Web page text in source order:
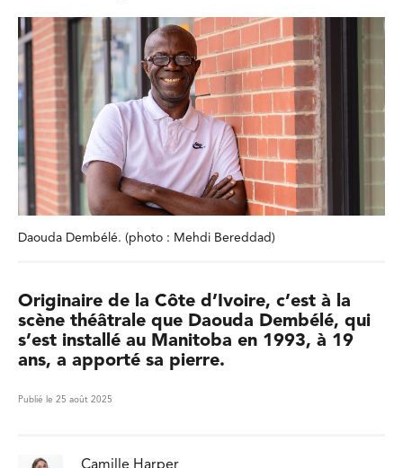
Daouda Dembélé. (photo : Mehdi Bereddad)
Originaire de la Côte d’Ivoire, c’est à la
scène théâtrale que Daouda Dembélé, qui
s’est installé au Manitoba en 1993, à 19
ans, a apporté sa pierre.
Publié le 25 août 2025